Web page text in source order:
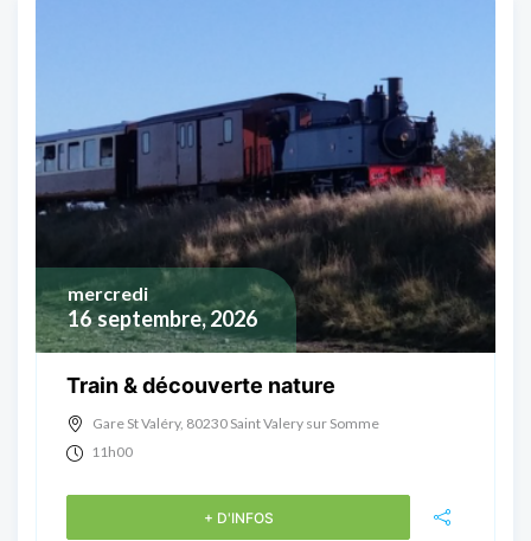
16 septembre, 2026
mercredi
Train & découverte nature
Gare St Valéry, 80230 Saint Valery sur Somme
11h00
+ D'INFOS